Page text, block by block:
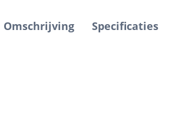
Omschrijving Specificaties